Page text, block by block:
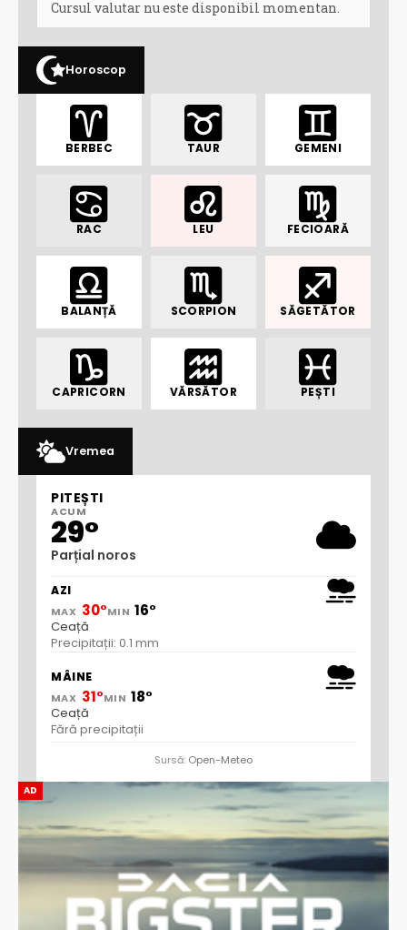
AD
Cursul valutar nu este disponibil momentan.
Horoscop
BERBEC TAUR GEMENI
RAC LEU FECIOARĂ
BALANȚĂ SCORPION SĂGETĂTOR
CAPRICORN VĂRSĂTOR PEȘTI
Vremea
PITEȘTI
ACUM
29°
Parțial noros
AZI
MAX 30°MIN 16°
Ceață
Precipitații: 0.1 mm
MÂINE
MAX 31°MIN 18°
Ceață
Fără precipitații
Sursă: Open-Meteo